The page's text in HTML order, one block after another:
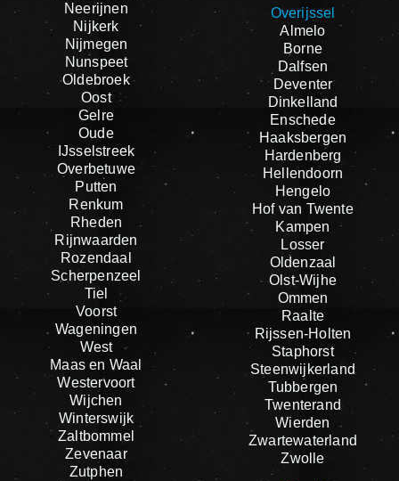
Neerijnen
Nijkerk
Nijmegen
Nunspeet
Oldebroek
Oost
Gelre
Oude
IJsselstreek
Overbetuwe
Putten
Renkum
Rheden
Rijnwaarden
Rozendaal
Scherpenzeel
Tiel
Voorst
Wageningen
West
Maas en Waal
Westervoort
Wijchen
Winterswijk
Zaltbommel
Zevenaar
Zutphen
Overijssel
Almelo
Borne
Dalfsen
Deventer
Dinkelland
Enschede
Haaksbergen
Hardenberg
Hellendoorn
Hengelo
Hof van Twente
Kampen
Losser
Oldenzaal
Olst-Wijhe
Ommen
Raalte
Rijssen-Holten
Staphorst
Steenwijkerland
Tubbergen
Twenterand
Wierden
Zwartewaterland
Zwolle